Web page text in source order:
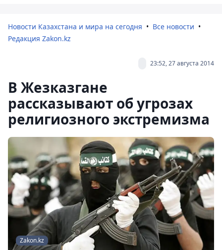
Новости Казахстана и мира на сегодня
Все новости
Редакция Zakon.kz
23:52, 27 августа 2014
В Жезказгане
рассказывают об угрозах
религиозного экстремизма
Zakon.kz